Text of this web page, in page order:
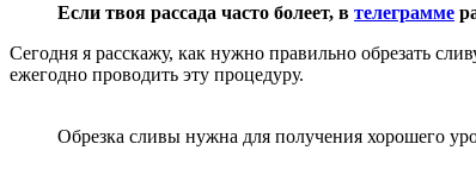
Если твоя рассада часто болеет, в телеграмме
Сегодня я расскажу, как нужно правильно обрезать
ежегодно проводить эту процедуру.
Обрезка сливы нужна для получения хорошего